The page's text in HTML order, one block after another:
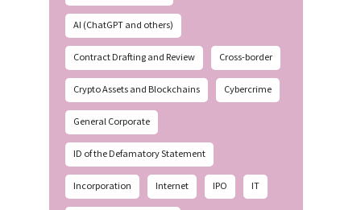
AI (ChatGPT and others)
Contract Drafting and Review Cross-border
Crypto Assets and Blockchains Cybercrime
General Corporate
ID of the Defamatory Statement
Incorporation Internet IPO IT